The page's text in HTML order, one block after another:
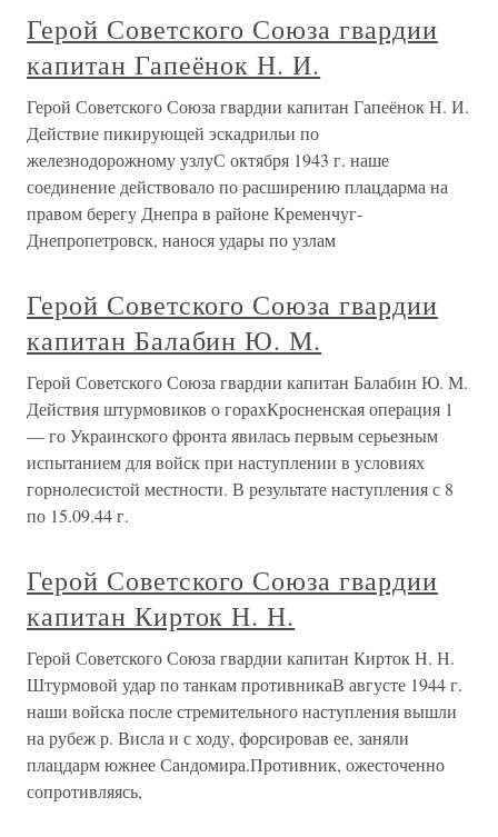
Герой Советского Союза гвардии
капитан Гапеёнок Н. И.
Герой Советского Союза гвардии капитан Гапеёнок Н. И.
Действие пикирующей эскадрильи по
железнодорожному узлуС октября 1943 г. наше
соединение действовало по расширению плацдарма на
правом берегу Днепра в районе Кременчуг-
Днепропетровск, нанося удары по узлам
Герой Советского Союза гвардии
капитан Балабин Ю. М.
Герой Советского Союза гвардии капитан Балабин Ю. М.
Действия штурмовиков о горахКросненская операция 1
— го Украинского фронта явилась первым серьезным
испытанием для войск при наступлении в условиях
горнолесистой местности. В результате наступления с 8
по 15.09.44 г.
Герой Советского Союза гвардии
капитан Кирток Н. Н.
Герой Советского Союза гвардии капитан Кирток Н. Н.
Штурмовой удар по танкам противникаВ августе 1944 г.
наши войска после стремительного наступления вышли
на рубеж р. Висла и с ходу, форсировав ее, заняли
плацдарм южнее Сандомира.Противник, ожесточенно
сопротивляясь,